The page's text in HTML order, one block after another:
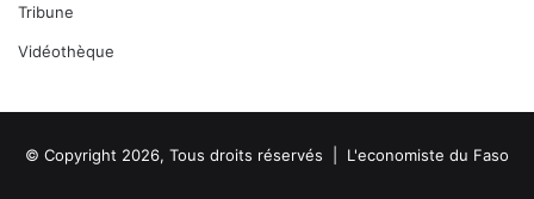
Tribune
Vidéothèque
© Copyright 2026, Tous droits réservés | L'economiste du Faso